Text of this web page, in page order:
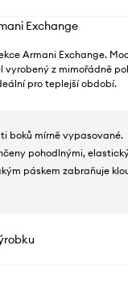
Exchange
Armani Exchange.
vyrobený z mimořádně
pro teplejší období.
boků mírně vypasované.
pohodlnými,
páskem zabraňuje